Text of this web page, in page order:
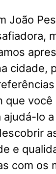
João
cidade,
que
lo
e
com os